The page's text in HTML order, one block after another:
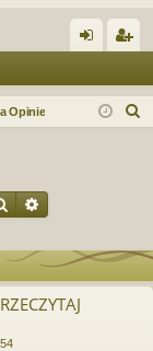
og ej
Opinie
SzukajWyszukiwanie